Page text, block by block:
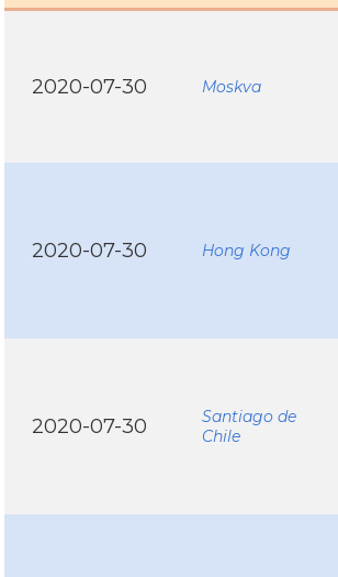
2020-07-30 Moskva
2020-07-30 Hong Kong
2020-07-30
Santiago de
Chile